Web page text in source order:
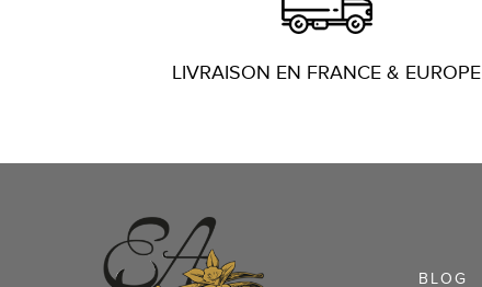
LIVRAISON EN FRANCE & EUROPE
BLOG